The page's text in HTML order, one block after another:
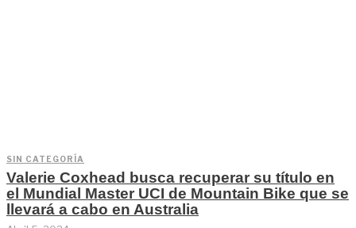
SIN CATEGORÍA
Valerie Coxhead busca recuperar su título en
el Mundial Master UCI de Mountain Bike que se
llevará a cabo en Australia